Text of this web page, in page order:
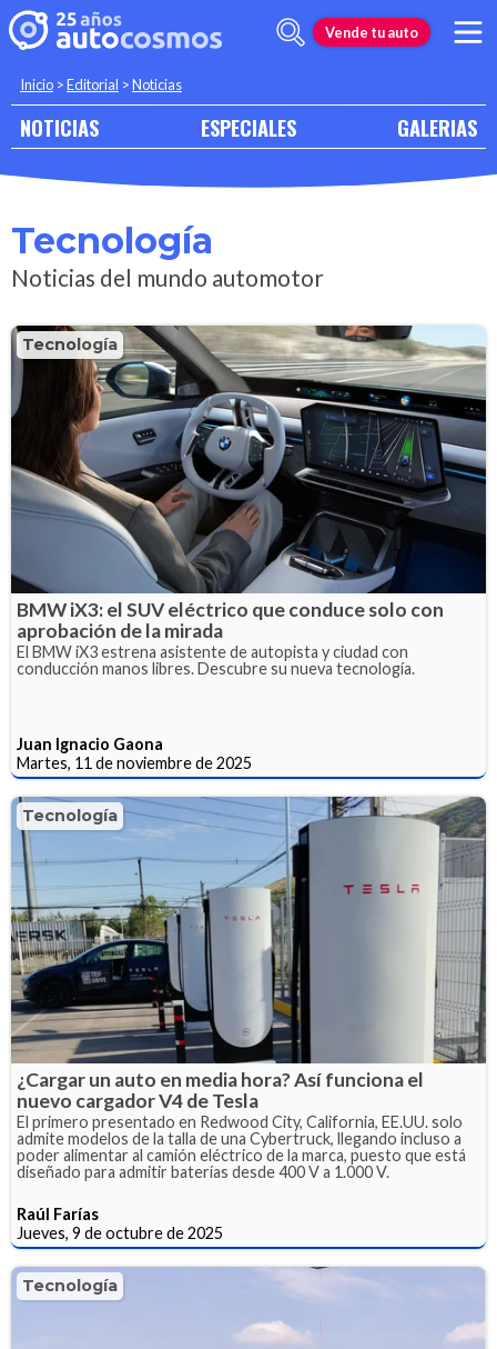
Vende tu auto
Inicio >Editorial >Noticias
NOTICIAS ESPECIALES GALERIAS
Tecnología
Noticias del mundo automotor
Tecnología
BMW iX3: el SUV eléctrico que conduce solo con
aprobación de la mirada
El BMW iX3 estrena asistente de autopista y ciudad con
conducción manos libres. Descubre su nueva tecnología.
Juan Ignacio Gaona
Martes, 11 de noviembre de 2025
Tecnología
¿Cargar un auto en media hora? Así funciona el
nuevo cargador V4 de Tesla
El primero presentado en Redwood City, California, EE.UU. solo
admite modelos de la talla de una Cybertruck, llegando incluso a
poder alimentar al camión eléctrico de la marca, puesto que está
diseñado para admitir baterías desde 400 V a 1.000 V.
Raúl Farías
Jueves, 9 de octubre de 2025
Tecnología